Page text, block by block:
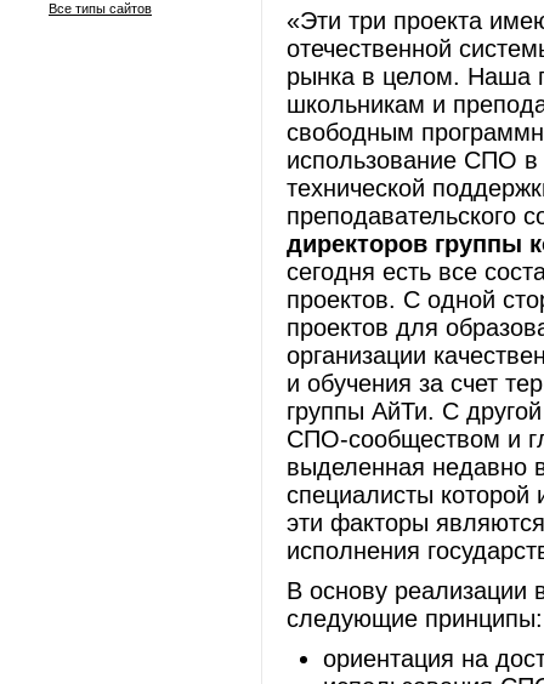
Все типы сайтов
«Эти три проекта
отечественной
рынка в целом. Наша
школьникам и
свободным
использование СПО в
технической
преподавательского
директоров группы
сегодня есть все
проектов. С одной
проектов для
организации
и обучения за счет
группы АйТи. С
СПО-сообществом и
выделенная недавно
специалисты
эти факторы
исполнения
В основу реализации
следующие принципы:
ориентация на